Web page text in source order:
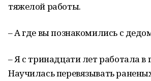
тяжелой работы.
– А где вы познакомились с
– Я с тринадцати лет работала в
Научилась перевязывать